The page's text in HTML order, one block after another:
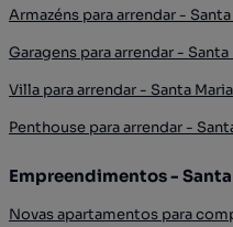
Armazéns para arrendar -
Garagens para arrendar -
Villa para arrendar - Santa
Penthouse para arrendar -
Empreendimentos -
Novas apartamentos para